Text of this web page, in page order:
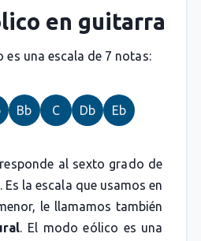
en guitarra
es una escala de 7 notas:
Bb C Db Eb
al sexto grado de
la escala que usamos en
le llamamos también
. El modo eólico es una